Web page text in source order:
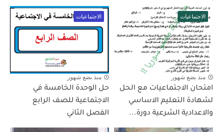
الاجتماعيات
منذ بضع شهور
امتحان الاجتماعيات مع الحل
لشهادة التعليم الاساسي
والاعدادية الشرعية دورة...
الاجتماعيات
منذ بضع شهور
حل الوحدة الخامسة في
الاجتماعية للصف الرابع
الفصل الثاني